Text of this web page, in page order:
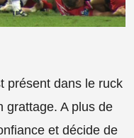
présent dans le ruck
grattage. A plus de
et décide de